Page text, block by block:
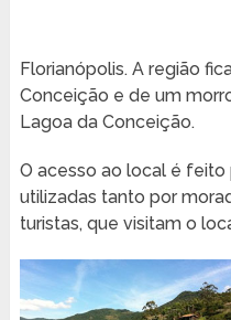
Florianópolis. A região
Conceição e de um
Lagoa da Conceição.
O acesso ao local é
utilizadas tanto por
turistas, que visitam o